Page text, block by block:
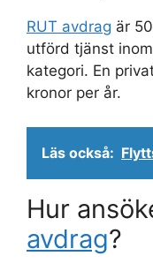
RUT avdrag är
utförd tjänst
kategori. En
kronor per år.
Läs också:
Hur
avdrag?